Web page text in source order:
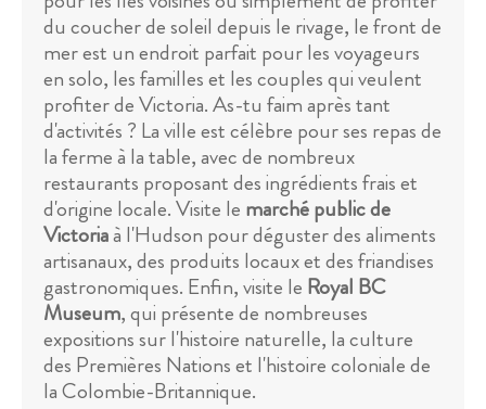
du coucher de soleil depuis le rivage, le front de
mer est un endroit parfait pour les voyageurs
en solo, les familles et les couples qui veulent
profiter de Victoria. As-tu faim après tant
d'activités ? La ville est célèbre pour ses repas de
la ferme à la table, avec de nombreux
restaurants proposant des ingrédients frais et
d'origine locale. Visite le marché public de
Victoriaà l'Hudson pour déguster des aliments
artisanaux, des produits locaux et des friandises
gastronomiques. Enfin, visite le Royal BC
Museum, qui présente de nombreuses
expositions sur l'histoire naturelle, la culture
des Premières Nations et l'histoire coloniale de
la Colombie-Britannique.